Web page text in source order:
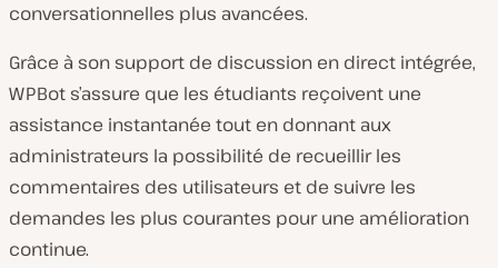
conversationnelles plus avancées.
Grâce à son support de discussion en direct intégrée,
WPBot s’assure que les étudiants reçoivent une
assistance instantanée tout en donnant aux
administrateurs la possibilité de recueillir les
commentaires des utilisateurs et de suivre les
demandes les plus courantes pour une amélioration
continue.